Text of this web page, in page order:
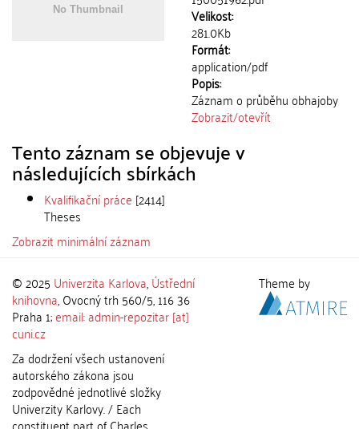
Velikost:
281.0Kb
Formát:
application/pdf
Popis:
Záznam o průběhu obhajoby
Zobrazit/otevřít
Tento záznam se objevuje v
následujících sbírkách
Kvalifikační práce [2414]
Theses
Zobrazit minimální záznam
© 2025 Univerzita Karlova,Ústřední
knihovna, Ovocný trh 560/5, 116 36
Praha 1;email: admin-repozitar [at]
cuni.cz
Za dodržení všech ustanovení
autorského zákona jsou
zodpovědné jednotlivé složky
Univerzity Karlovy. / Each
Theme by